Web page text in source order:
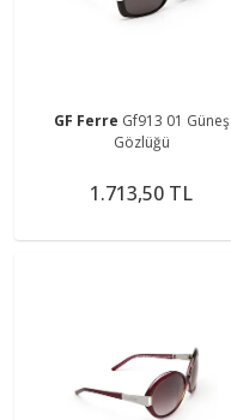
GF Ferre Gf913 01 Güneş
Gözlüğü
1.713,50 TL